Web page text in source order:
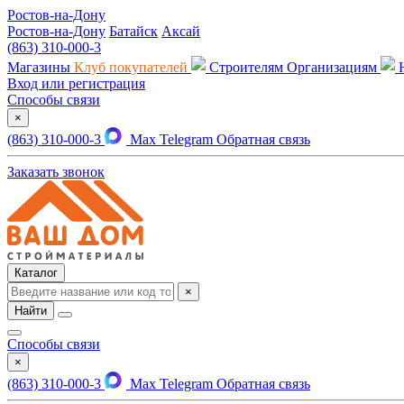
Ростов-на-Дону
Ростов-на-Дону Батайск Аксай
(863) 310-000-3
Магазины Клуб покупателей Строителям Организациям
Вход или регистрация
Способы связи
×
(863) 310-000-3 Max Telegram Обратная связь
Заказать звонок
Каталог
×
Найти
Способы связи
×
(863) 310-000-3 Max Telegram Обратная связь